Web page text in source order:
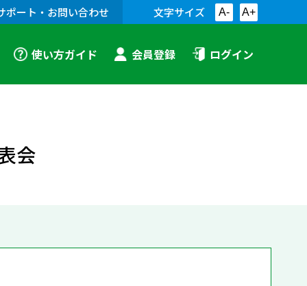
ポート・お問い合わせ 文字サイズ A- A+
使い方ガイド 会員登録 ログイン
会